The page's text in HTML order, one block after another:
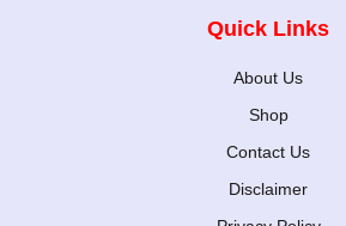
Quick Links
About Us
Shop
Contact Us
Disclaimer